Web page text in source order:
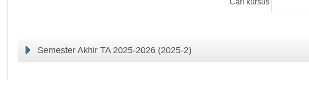
Semester Akhir TA 2025-2026 (2025-2)